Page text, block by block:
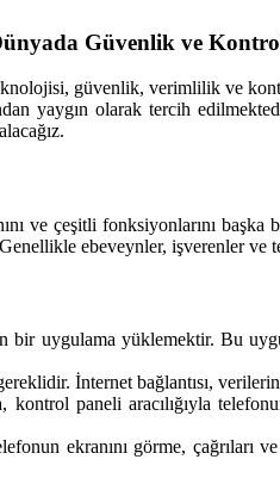
Güvenlik ve
güvenlik, verimlilik ve
yaygın olarak tercih
ve çeşitli fonksiyonlarını başka
ebeveynler, işverenler ve
bir uygulama yüklemektir. Bu
İnternet bağlantısı,
kontrol paneli aracılığıyla
ekranını görme,